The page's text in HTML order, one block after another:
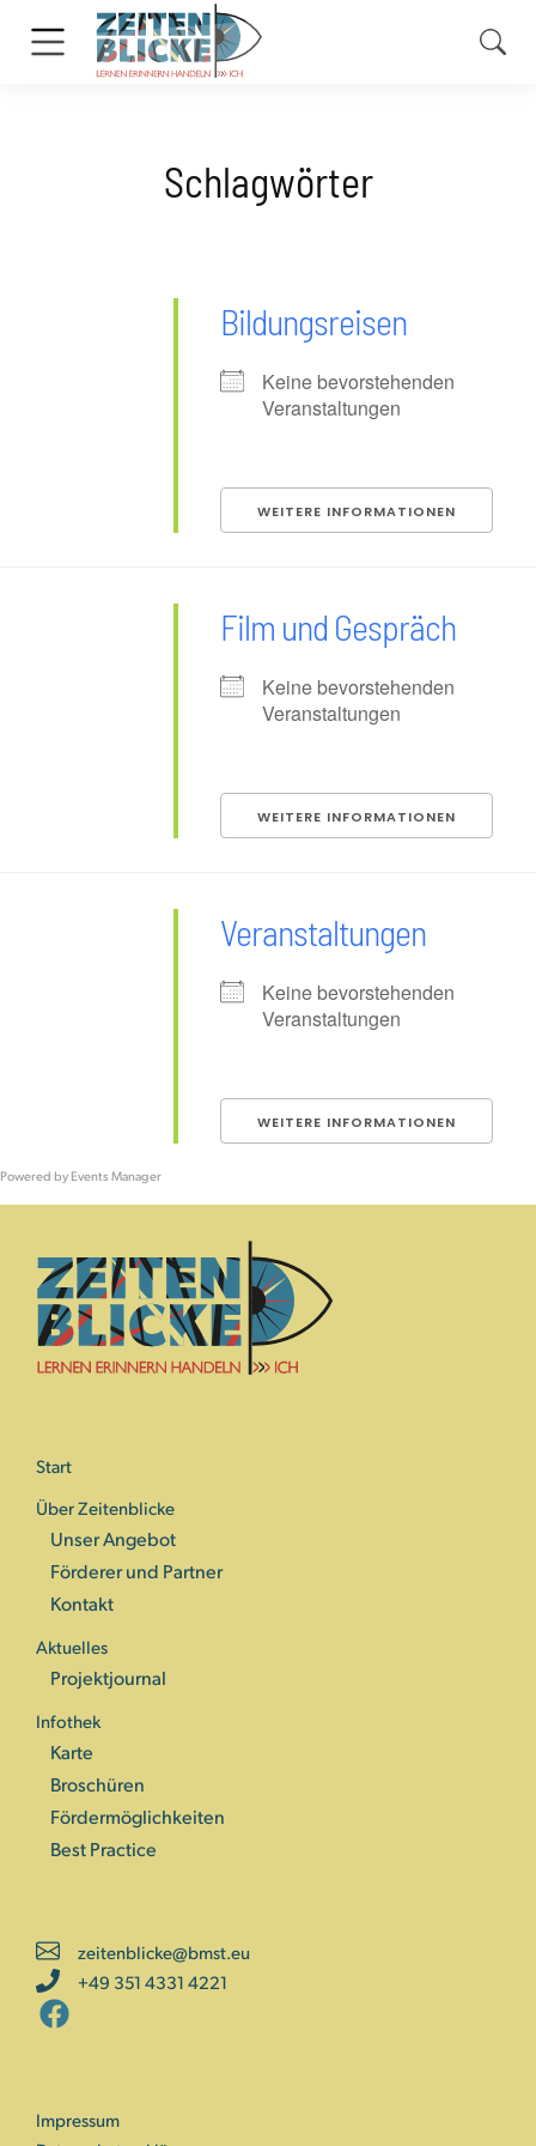
Schlagwörter
Bildungsreisen
Keine bevorstehenden
Veranstaltungen
WEITERE INFORMATIONEN
Film und Gespräch
Keine bevorstehenden
Veranstaltungen
WEITERE INFORMATIONEN
Veranstaltungen
Keine bevorstehenden
Veranstaltungen
WEITERE INFORMATIONEN
Powered by Events Manager
Start
Über Zeitenblicke
Unser Angebot
Förderer und Partner
Kontakt
Aktuelles
Projektjournal
Infothek
Karte
Broschüren
Fördermöglichkeiten
Best Practice
zeitenblicke@bmst.eu
+49 351 4331 4221
Impressum